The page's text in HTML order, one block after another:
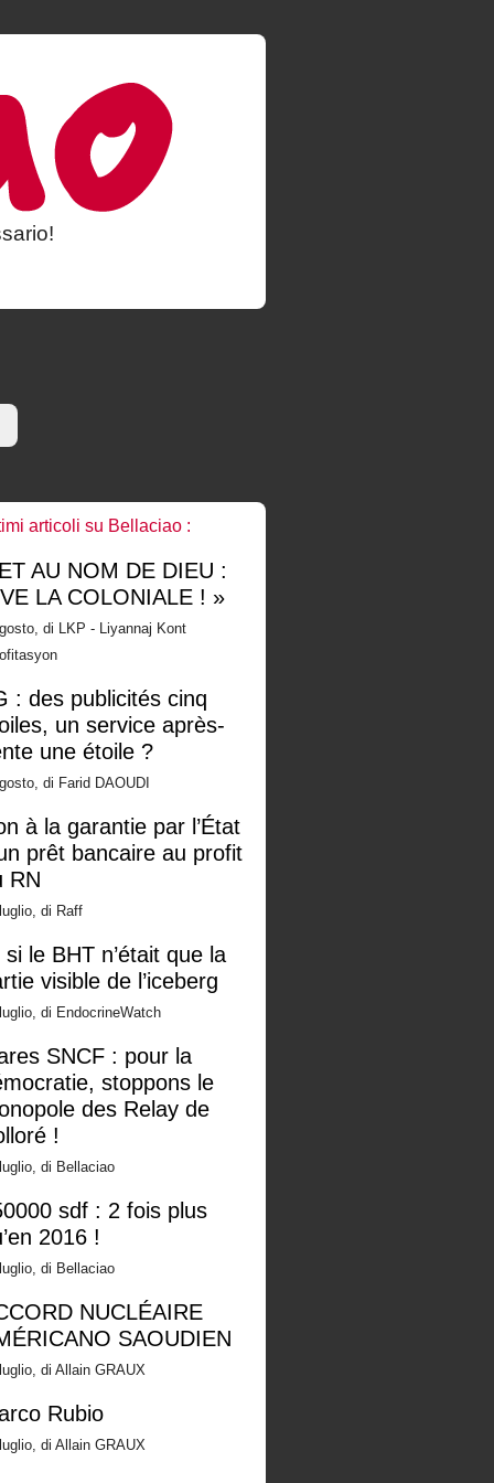
articoli su Bellaciao :
AU NOM DE DIEU :
LA COLONIALE ! »
di LKP - Liyannaj Kont
: des publicités cinq
un service après-
une étoile ?
di Farid DAOUDI
à la garantie par l’État
prêt bancaire au profit
RN
di Raff
si le BHT n’était que la
visible de l’iceberg
di EndocrineWatch
SNCF : pour la
stoppons le
des Relay de
!
di Bellaciao
sdf : 2 fois plus
2016 !
di Bellaciao
NUCLÉAIRE
SAOUDIEN
di Allain GRAUX
Rubio
di Allain GRAUX